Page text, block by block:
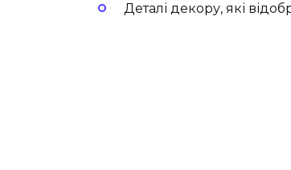
Деталі декору, які